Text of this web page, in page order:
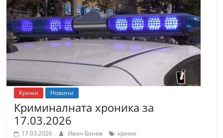
Крими Новини
Криминалната хроника за
17.03.2026
17.03.2026 Иван Бонев крими